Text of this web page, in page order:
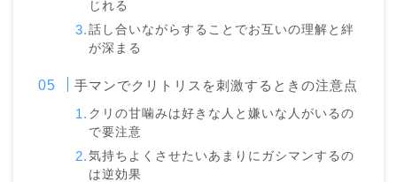
じれる
話し合いながらすることでお互いの理解と絆
が深まる
手マンでクリトリスを刺激するときの注意点
クリの甘噛みは好きな人と嫌いな人がいるの
で要注意
気持ちよくさせたいあまりにガシマンするの
は逆効果